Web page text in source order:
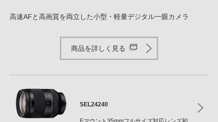
高速AFと高画質を両立した小型・軽量デジタル一眼カメラ
商品を詳しく見る
SEL24240